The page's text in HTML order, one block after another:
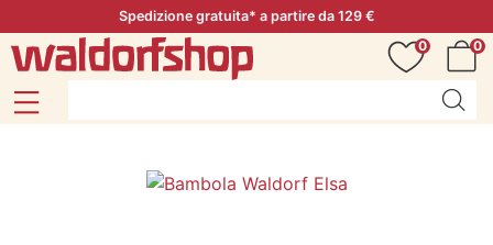
Spedizione gratuita* a partire da 129 €
0
0